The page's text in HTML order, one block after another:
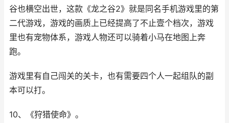
谷也横空出世，这款《龙之谷2》就是同名手机游戏里的第
二代游戏，游戏的画质上已经提高了不止壹个档次，游戏
里也有宠物体系，游戏人物还可以骑着小马在地图上奔
跑。
游戏里有自己闯关的关卡，也有需要四个人一起组队的副
本可以打。
10、《狩猎使命》。